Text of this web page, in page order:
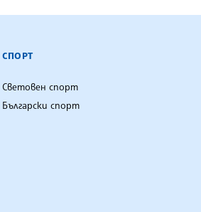
СПОРТ
Световен спорт
Български спорт